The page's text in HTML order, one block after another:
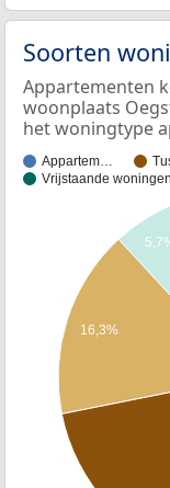
Soorten
Appartementen
woonplaats
het woningtype
Appartem…
Vrijstaande woningen
16,3%